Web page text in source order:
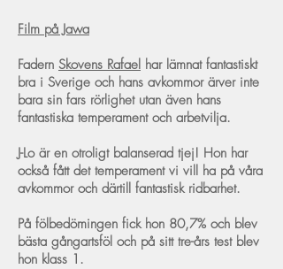
Film på Jawa
Fadern Skovens Rafael har lämnat fantastiskt
bra i Sverige och hans avkommor ärver inte
bara sin fars rörlighet utan även hans
fantastiska temperament och arbetvilja.
J-Lo är en otroligt balanserad tjej! Hon har
också fått det temperament vi vill ha på våra
avkommor och därtill fantastisk ridbarhet.
På fölbedömingen fick hon 80,7% och blev
bästa gångartsföl och på sitt tre-års test blev
hon klass 1.